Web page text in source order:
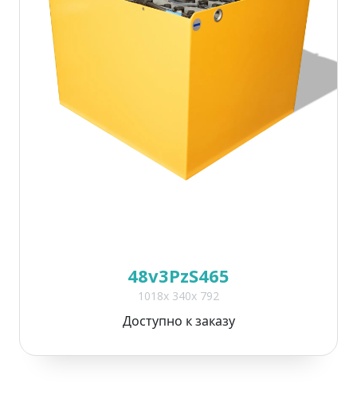
48v3PzS465
1018x 340x 792
Доступно к заказу